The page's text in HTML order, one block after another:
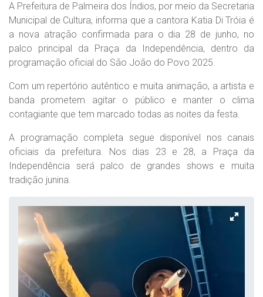
A Prefeitura de Palmeira dos Índios, por meio da Secretaria
Municipal de Cultura, informa que a cantora Katia Di Tróia é
a nova atração confirmada para o dia 28 de junho, no
palco principal da Praça da Independência, dentro da
programação oficial do São João do Povo 2025.
Com um repertório autêntico e muita animação, a artista e
banda prometem agitar o público e manter o clima
contagiante que tem marcado todas as noites da festa.
A programação completa segue disponível nos canais
oficiais da prefeitura. Nos dias 23 e 28, a Praça da
Independência será palco de grandes shows e muita
tradição junina.